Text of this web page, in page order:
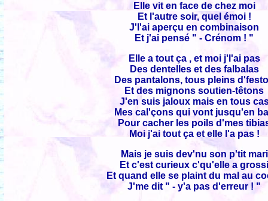
Elle vit en face de chez moi
Et l'autre soir, quel émoi !
J'l'ai aperçu en combinaison
Et j'ai pensé " - Crénom ! "
Elle a tout ça , et moi j'l'ai pas
Des dentelles et des falbalas
Des pantalons, tous pleins
Et des mignons soutien-têtons
J'en suis jaloux mais en tous
Mes cal'çons qui vont jusqu'en
Pour cacher les poils d'mes
Moi j'ai tout ça et elle l'a pas !
Mais je suis dev'nu son p'tit mari
Et c'est curieux c'qu'elle a
Et quand elle se plaint du mal au
J'me dit " - y'a pas d'erreur ! "